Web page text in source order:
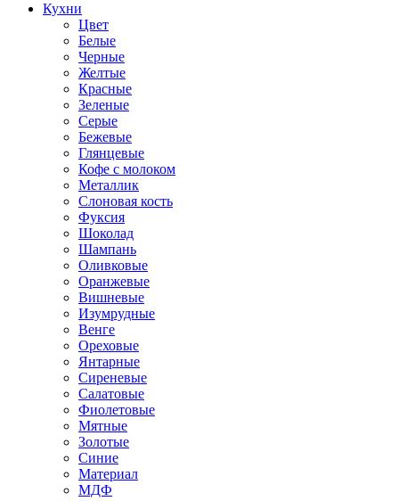
Кухни
Цвет
Белые
Черные
Желтые
Красные
Зеленые
Серые
Бежевые
Глянцевые
Кофе с молоком
Металлик
Слоновая кость
Фуксия
Шоколад
Шампань
Оливковые
Оранжевые
Вишневые
Изумрудные
Венге
Ореховые
Янтарные
Сиреневые
Салатовые
Фиолетовые
Мятные
Золотые
Синие
Материал
МДФ